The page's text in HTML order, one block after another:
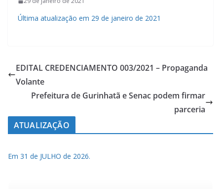
Última atualização em 29 de janeiro de 2021
EDITAL CREDENCIAMENTO 003/2021 – Propaganda
Volante
Prefeitura de Gurinhatã e Senac podem firmar
parceria
ATUALIZAÇÃO
Em 31 de JULHO de 2026.